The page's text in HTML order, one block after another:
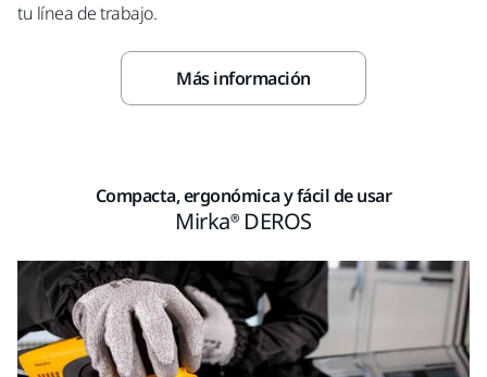
tu línea de trabajo.
Más información
Compacta, ergonómica y fácil de usar
Mirka® DEROS